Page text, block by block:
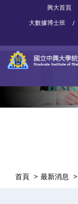
興大首頁
大數據博士班
/
首頁 最新消息